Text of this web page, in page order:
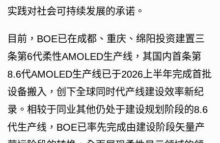
实践对社会可持续发展的承诺。
目前，BOE已在成都、重庆、绵阳投资建置三
条第6代柔性AMOLED生产线，其国内首条第
8.6代AMOLED生产线已于2026上半年完成首批
设备搬入，创下全球同时代产线建设效率新纪
录。相较于同业其他仍处于建设规划阶段的8.6
代生产线，BOE已率先完成由建设阶段矢量产